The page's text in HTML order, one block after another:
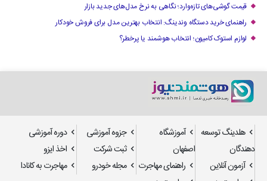
قیمت گوشی‌های تازه‌وارد؛ نگاهی به نرخ مدل‌های جدید بازار
راهنمای خرید دستگاه وندینگ: انتخاب بهترین مدل برای فروش خودکار
لوازم استوک کامیون؛ انتخاب هوشمند یا پرخطر؟
هلدینگ توسعه
دهندگان
آموزشگاه
اصفهان
جزوه آموزشی
دوره آموزشی
ثبت شرکت
اخذ ایزو
آزمون آنلاین
راهنمای مهاجرت مجله خودرو
مهاجرت به کانادا